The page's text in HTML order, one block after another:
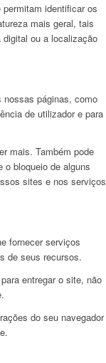
identificar os
mais geral, tais
ou a localização
nossas páginas, como
de utilizador e para
mais. Também pode
o bloqueio de alguns
sites e nos serviços
fornecer serviços
de seus recursos.
entregar o site, não
do seu navegador